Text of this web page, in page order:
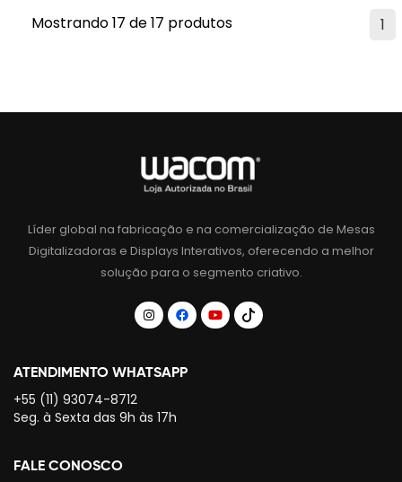
1
Mostrando 17 de 17 produtos
Líder global na fabricação e na comercialização de Mesas
Digitalizadoras e Displays Interativos, oferecendo a melhor
solução para o segmento criativo.
ATENDIMENTO WHATSAPP
+55 (11) 93074-8712
Seg. à Sexta das 9h às 17h
FALE CONOSCO